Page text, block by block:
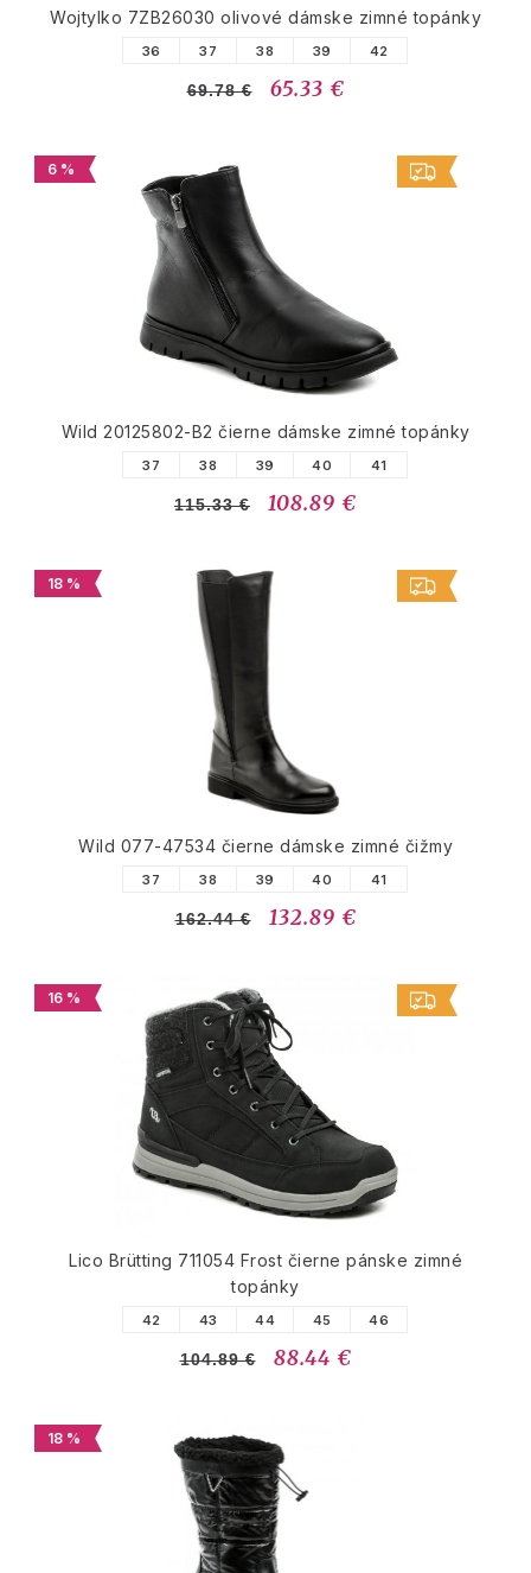
Wojtylko 7ZB26030 olivové dámske zimné topánky
36 37 38 39 42
69.78 € 65.33 €
6 %
Wild 20125802-B2 čierne dámske zimné topánky
37 38 39 40 41
115.33 € 108.89 €
18 %
Wild 077-47534 čierne dámske zimné čižmy
37 38 39 40 41
162.44 € 132.89 €
16 %
Lico Brütting 711054 Frost čierne pánske zimné
topánky
42 43 44 45 46
104.89 € 88.44 €
18 %